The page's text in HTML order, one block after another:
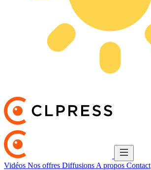
Vidéos Nos offres Diffusions A propos Contact